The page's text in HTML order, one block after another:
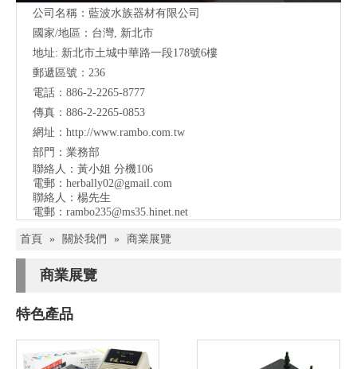
公司名稱：藍波水族器材有限公司
國家/地區：台灣, 新北市
地址: 新北市土城中華路一段178號6樓
郵遞區號：236
電話：886-2-2265-8777
傳真：886-2-2265-0853
網址： http://www.rambo.com.tw
部門：業務部
聯絡人：黃小姐 分機106
電郵： herbally02@gmail.com
聯絡人：楊先生
電郵： rambo235@ms35.hinet.net
首頁 » 關於我們 » 商業展覽
商業展覽
特色產品